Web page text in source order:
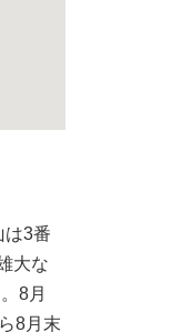
3番
大な
8月
8月末